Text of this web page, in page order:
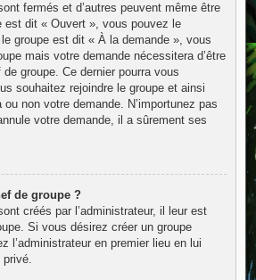
fermés et d’autres peuvent même être
est dit « Ouvert », vous pouvez le
groupe est dit « À la demande », vous
mais votre demande nécessitera d’être
groupe. Ce dernier pourra vous
souhaitez rejoindre le groupe et ainsi
ou non votre demande. N’importunez pas
votre demande, il a sûrement ses
de groupe ?
créés par l’administrateur, il leur est
Si vous désirez créer un groupe
l’administrateur en premier lieu en lui
privé.